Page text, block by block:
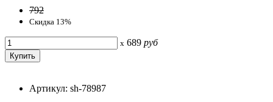
792
Скидка 13%
x 689 руб
Артикул: sh-78987